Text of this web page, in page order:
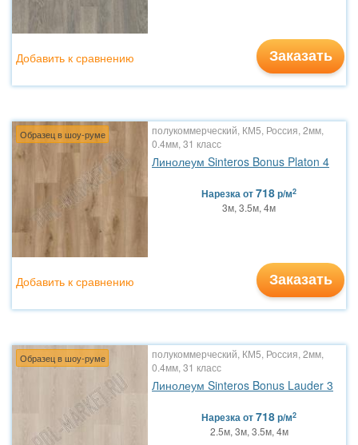
Заказать
Добавить к сравнению
Образец в шоу-руме
полукоммерческий, КМ5, Россия, 2мм,
0.4мм, 31 класс
Линолеум Sinteros Bonus Platon 4
Нарезкаот718р/м2
3м, 3.5м, 4м
Заказать
Добавить к сравнению
Образец в шоу-руме
полукоммерческий, КМ5, Россия, 2мм,
0.4мм, 31 класс
Линолеум Sinteros Bonus Lauder 3
Нарезкаот718р/м2
2.5м, 3м, 3.5м, 4м